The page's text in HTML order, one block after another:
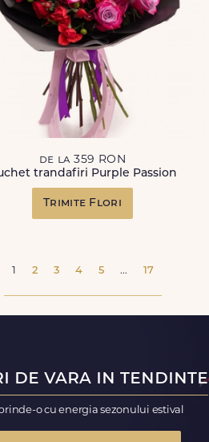
de la 359 RON
trandafiri Purple Passion
Trimite Flori
1 2 3 4 5 ... 17
de vara in tendinte
o cu energia sezonului estival